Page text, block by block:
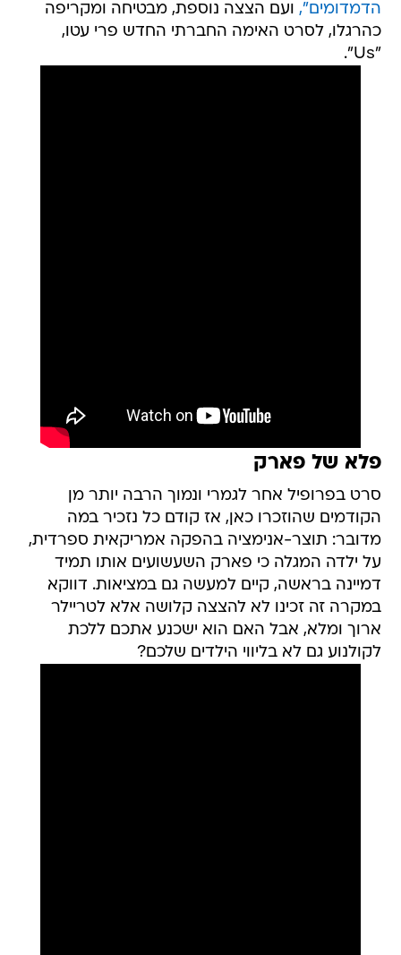
הדמדומים", ועם הצצה נוספת, מבטיחה ומקריפה
כהרגלו, לסרט האימה החברתי החדש פרי עטו,
"Us".
פלא של פארק
סרט בפרופיל אחר לגמרי ונמוך הרבה יותר מן
הקודמים שהוזכרו כאן, אז קודם כל נזכיר במה
מדובר: תוצר-אנימציה בהפקה אמריקאית ספרדית,
על ילדה המגלה כי פארק השעשועים אותו תמיד
דמיינה בראשה, קיים למעשה גם במציאות. דווקא
במקרה זה זכינו לא להצצה קלושה אלא לטריילר
ארוך ומלא, אבל האם הוא ישכנע אתכם ללכת
לקולנוע גם לא בליווי הילדים שלכם?